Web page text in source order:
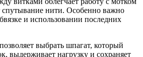
спутывание нити. Особенно важно
и использовании последних
выбрать шпагат, который
выдерживает нагрузку и сохраняет